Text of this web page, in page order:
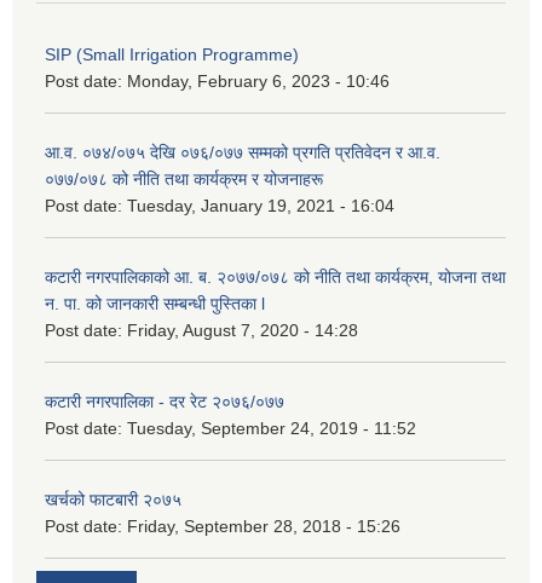
SIP (Small Irrigation Programme)
Post date: Monday, February 6, 2023 - 10:46
आ.व. ०७४/०७५ देखि ०७६/०७७ सम्मको प्रगति प्रतिवेदन र आ.व.
०७७/०७८ को नीति तथा कार्यक्रम र योजनाहरू
Post date: Tuesday, January 19, 2021 - 16:04
कटारी नगरपालिकाको आ. ब. २०७७/०७८ को नीति तथा कार्यक्रम, योजना तथा
न. पा. को जानकारी सम्बन्धी पुस्तिका l
Post date: Friday, August 7, 2020 - 14:28
कटारी नगरपालिका - दर रेट २०७६/०७७
Post date: Tuesday, September 24, 2019 - 11:52
खर्चको फाटबारी २०७५
Post date: Friday, September 28, 2018 - 15:26